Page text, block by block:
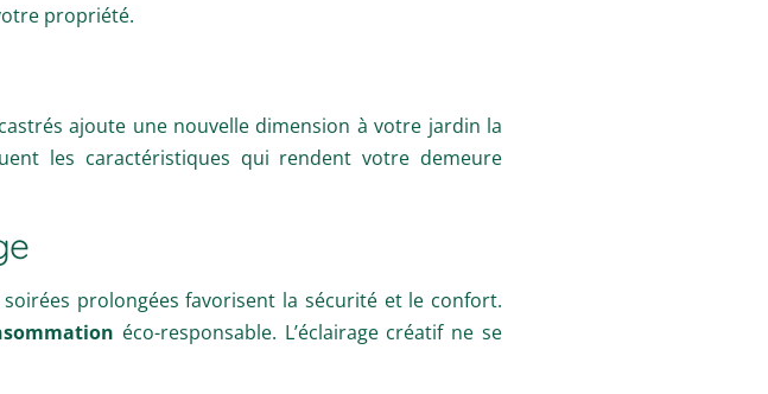
propriété.
ajoute une nouvelle dimension à votre jardin la
les caractéristiques qui rendent votre demeure
prolongées favorisent la sécurité et le confort.
éco-responsable. L’éclairage créatif ne se